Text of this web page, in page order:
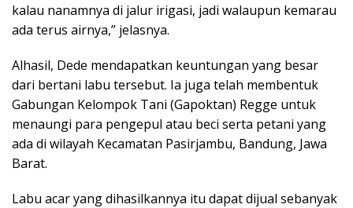
kalau nanamnya di jalur irigasi, jadi walaupun kemarau
ada terus airnya,” jelasnya.
Alhasil, Dede mendapatkan keuntungan yang besar
dari bertani labu tersebut. Ia juga telah membentuk
Gabungan Kelompok Tani (Gapoktan) Regge untuk
menaungi para pengepul atau beci serta petani yang
ada di wilayah Kecamatan Pasirjambu, Bandung, Jawa
Barat.
Labu acar yang dihasilkannya itu dapat dijual sebanyak